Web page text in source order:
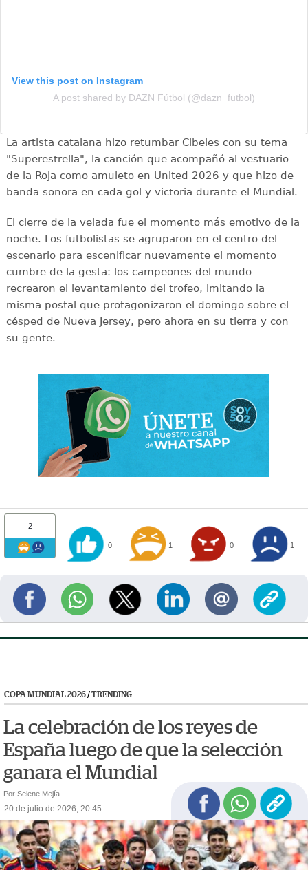
View this post on Instagram
A post shared by DAZN Fútbol (@dazn_futbol)
La artista catalana hizo retumbar Cibeles con su tema
"Superestrella", la canción que acompañó al vestuario
de la Roja como amuleto en United 2026 y que hizo de
banda sonora en cada gol y victoria durante el Mundial.
El cierre de la velada fue el momento más emotivo de la
noche. Los futbolistas se agruparon en el centro del
escenario para escenificar nuevamente el momento
cumbre de la gesta: los campeones del mundo
recrearon el levantamiento del trofeo, imitando la
misma postal que protagonizaron el domingo sobre el
césped de Nueva Jersey, pero ahora en su tierra y con
su gente.
2
0 1 0 1
COPA MUNDIAL 2026/TRENDING
La celebración de los reyes de
España luego de que la selección
ganara el Mundial
Por Selene Mejía
20 de julio de 2026, 20:45